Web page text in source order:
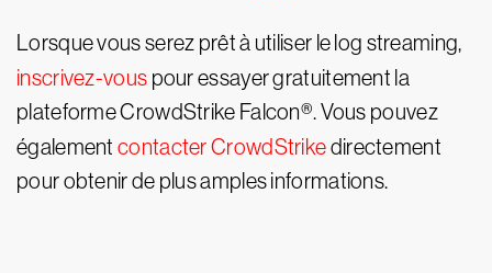
Lorsque vous serez prêt à utiliser le log streaming,
inscrivez-vous pour essayer gratuitement la
plateforme CrowdStrike Falcon®. Vous pouvez
égalementcontacter CrowdStrikedirectement
pour obtenir de plus amples informations.